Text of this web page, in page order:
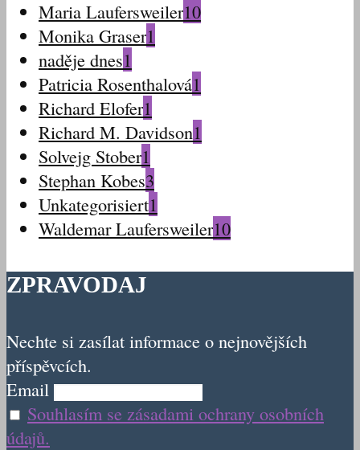
Maria Laufersweiler10
Monika Graser1
naděje dnes1
Patricia Rosenthalová1
Richard Elofer1
Richard M. Davidson1
Solvejg Stober1
Stephan Kobes3
Unkategorisiert1
Waldemar Laufersweiler10
ZPRAVODAJ
Nechte si zasílat informace o nejnovějších
příspěvcích.
Email
Souhlasím se zásadami ochrany osobních
údajů.